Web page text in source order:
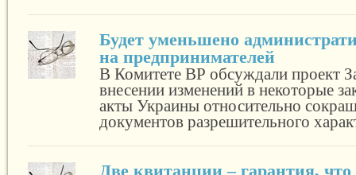
Будет уменьшено
на предпринимателей
В Комитете ВР обсуждали проект
внесении изменений в некоторые
акты Украины относительно
документов разрешительного
Две квитанции – гарантия, что